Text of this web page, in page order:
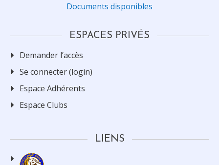
Documents disponibles
ESPACES PRIVÉS
Demander l’accès
Se connecter (login)
Espace Adhérents
Espace Clubs
LIENS